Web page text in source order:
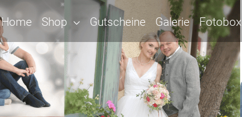
Home Shop Gutscheine Galerie Fotobox